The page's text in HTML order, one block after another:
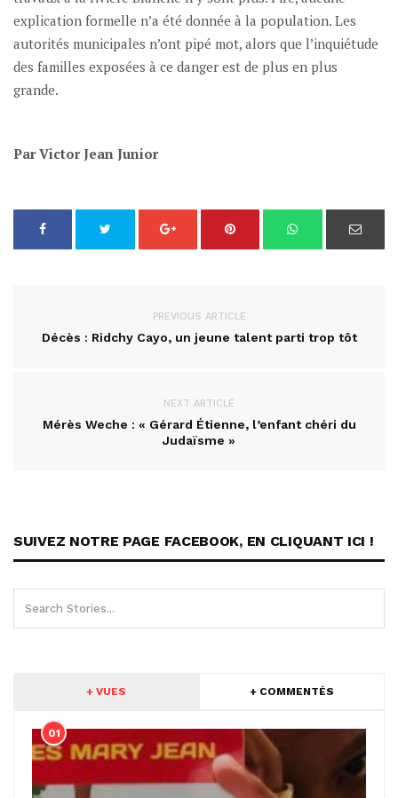
explication formelle n’a été donnée à la population. Les
autorités municipales n’ont pipé mot, alors que l’inquiétude
des familles exposées à ce danger est de plus en plus
grande.
Par Victor Jean Junior
PREVIOUS ARTICLE
Décès : Ridchy Cayo, un jeune talent parti trop tôt
NEXT ARTICLE
Mérès Weche : « Gérard Étienne, l’enfant chéri du
Judaïsme »
SUIVEZ NOTRE PAGE FACEBOOK, EN CLIQUANT ICI !
+ VUES + COMMENTÉS
01